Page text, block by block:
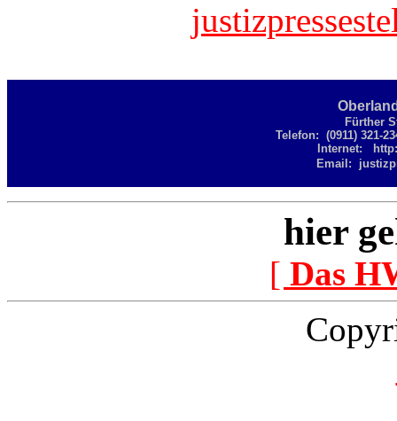
Fürther
Telefon: (0911) 321-
Internet:
Email:
hier
[ Das